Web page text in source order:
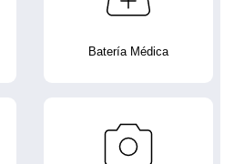
Batería Médica